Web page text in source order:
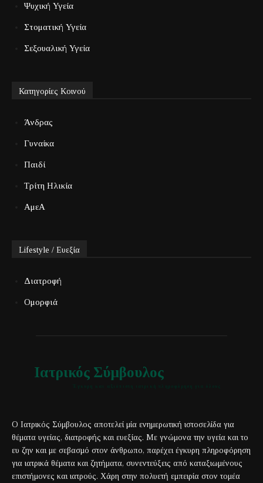
Ψυχική Υγεία
Στοματική Υγεία
Σεξουαλική Υγεία
Κατηγορίες Κοινού
Άνδρας
Γυναίκα
Παιδί
Τρίτη Ηλικία
ΑμεΑ
Lifestyle / Ευεξία
Διατροφή
Ομορφιά
Ιατρικός Σύμβουλος
Ο Ιατρικός Σύμβουλος αποτελεί μία ενημερωτική ιστοσελίδα για
θέματα υγείας, διατροφής και ευεξίας. Με γνώμονα την υγεία και το
ευ ζην και με σεβασμό στον άνθρωπο, παρέχει έγκυρη πληροφόρηση
για ιατρικά θέματα και ζητήματα, συνεντεύξεις από καταξιωμένους
επιστήμονες και ιατρούς. Χάρη στην πολυετή εμπειρία στον τομέα